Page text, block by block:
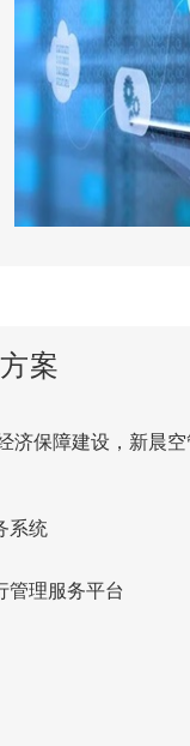
新晨智能联络中心
债券综合业务系统
隐私数据共享平台
案
济保障建设，新晨
系统
管理服务平台